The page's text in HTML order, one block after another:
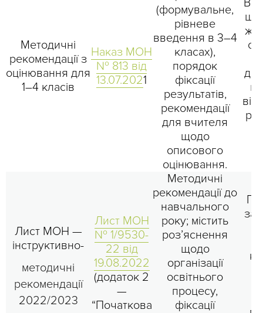
Методичні
рекомендації з
оцінювання для
1–4 класів
Наказ МОН
№ 813 від
13.07.2021
(формувальне,
рівневе
введення в 3–4
класах),
порядок
фіксації
результатів,
рекомендації
для вчителя
щодо
описового
оцінювання.
що
Лист МОН —
інструктивно-
методичні
рекомендації
2022/2023
Лист МОН
№ 1/9530-
22 від
19.08.2022
(додаток 2
—
“Початкова
Методичні
рекомендації до
навчального
року; містить
роз’яснення
щодо
організації
освітнього
процесу,
фіксації